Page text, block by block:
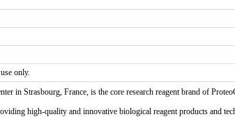
only.
in Strasbourg, France, is the core research reagent brand of
high-quality and innovative biological reagent products and